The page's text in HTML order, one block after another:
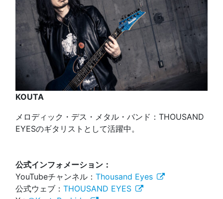
KOUTA
メロディック・デス・メタル・バンド：THOUSAND
EYESのギタリストとして活躍中。
公式インフォメーション：
YouTubeチャンネル： Thousand Eyes
公式ウェブ： THOUSAND EYES